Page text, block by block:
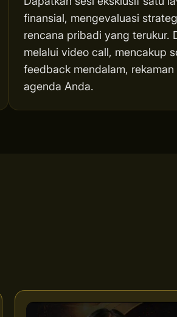
finansial, mengevaluasi
rencana pribadi yang terukur.
melalui video call, mencakup
feedback mendalam,
agenda Anda.